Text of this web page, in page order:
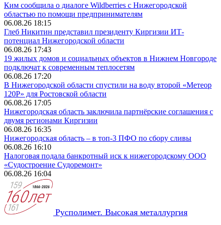
Ким сообщила о диалоге Wildberries с Нижегородской
областью по помощи предпринимателям
06.08.26 18:15
Глеб Никитин представил президенту Киргизии ИТ-
потенциал Нижегородской области
06.08.26 17:43
19 жилых домов и социальных объектов в Нижнем Новгороде
подключат к современным теплосетям
06.08.26 17:20
В Нижегородской области спустили на воду второй «Метеор
120Р» для Ростовской области
06.08.26 17:05
Нижегородская область заключила партнёрские соглашения с
двумя регионами Киргизии
06.08.26 16:35
Нижегородская область – в топ-3 ПФО по сбору сливы
06.08.26 16:10
Налоговая подала банкротный иск к нижегородскому ООО
«Судостроение Судоремонт»
06.08.26 16:04
Русполимет. Высокая металлургия